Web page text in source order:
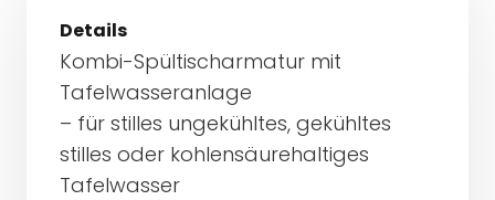
Details
Kombi-Spültischarmatur mit
Tafelwasseranlage
– für stilles ungekühltes, gekühltes
stilles oder kohlensäurehaltiges
Tafelwasser